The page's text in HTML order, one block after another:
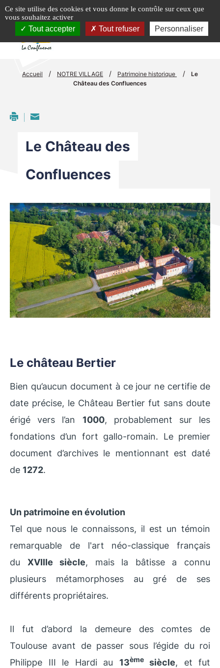
menu
Accueil / NOTRE VILLAGE / Patrimoine historique /
Le
Château des Confluences
Le Château des
Confluences
Le château Bertier
Bien qu’aucun document à ce jour ne certifie de
date précise, le Château Bertier fut sans doute
érigé vers l’an 1000, probablement sur les
fondations d’un fort gallo-romain. Le premier
document d’archives le mentionnant est daté
de 1272.
Un patrimoine en évolution
Tel que nous le connaissons, il est un témoin
remarquable de l'art néo-classique français
du XVIIIe siècle, mais la bâtisse a connu
plusieurs métamorphoses au gré de ses
différents propriétaires.
Il fut d’abord la demeure des comtes de
Toulouse avant de passer sous l’égide du roi
Philippe III le Hardi au 13èmesiècle, et fut
Ce site utilise des cookies et vous donne le contrôle sur ceux que
vous souhaitez activer
Tout accepter Tout refuser Personnaliser